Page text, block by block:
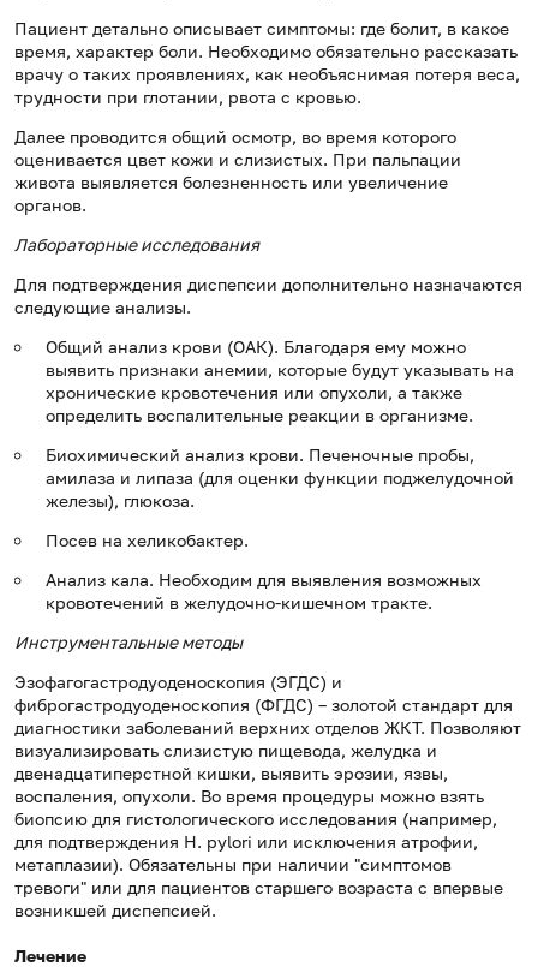
Пациент детально описывает симптомы: где болит, в какое
время, характер боли. Необходимо обязательно рассказать
врачу о таких проявлениях, как необъяснимая потеря веса,
трудности при глотании, рвота с кровью.
Далее проводится общий осмотр, во время которого
оценивается цвет кожи и слизистых. При пальпации
живота выявляется болезненность или увеличение
органов.
Лабораторные исследования
Для подтверждения диспепсии дополнительно назначаются
следующие анализы.
Общий анализ крови (ОАК). Благодаря ему можно
выявить признаки анемии, которые будут указывать на
хронические кровотечения или опухоли, а также
определить воспалительные реакции в организме.
Биохимический анализ крови. Печеночные пробы,
амилаза и липаза (для оценки функции поджелудочной
железы), глюкоза.
Посев на хеликобактер.
Анализ кала. Необходим для выявления возможных
кровотечений в желудочно-кишечном тракте.
Инструментальные методы
Эзофагогастродуоденоскопия (ЭГДС) и
фиброгастродуоденоскопия (ФГДС) – золотой стандарт для
диагностики заболеваний верхних отделов ЖКТ. Позволяют
визуализировать слизистую пищевода, желудка и
двенадцатиперстной кишки, выявить эрозии, язвы,
воспаления, опухоли. Во время процедуры можно взять
биопсию для гистологического исследования (например,
для подтверждения H. pylori или исключения атрофии,
метаплазии). Обязательны при наличии "симптомов
тревоги" или для пациентов старшего возраста с впервые
возникшей диспепсией.
Лечение